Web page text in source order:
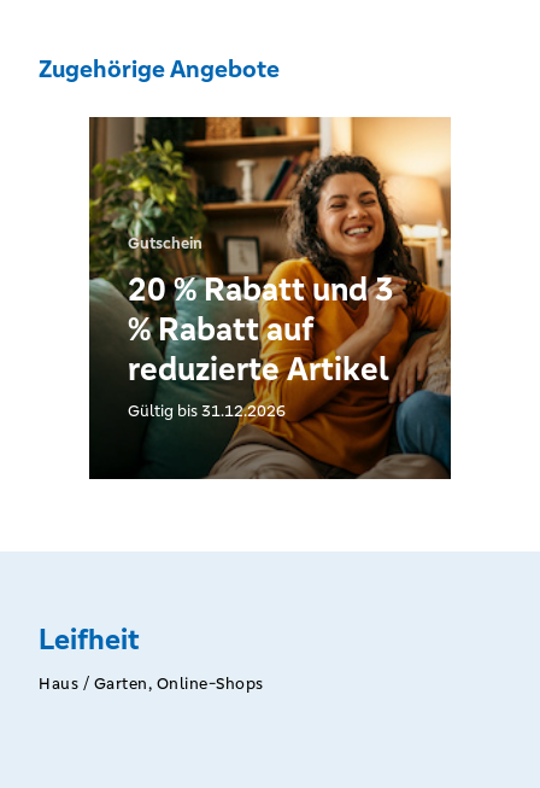
Zugehörige Angebote
Gutschein
20 % Rabatt und 3
% Rabatt auf
reduzierte Artikel
Gültig bis 31.12.2026
Leifheit
Haus / Garten, Online-Shops